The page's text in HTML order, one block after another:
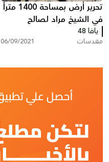
تحرير أرض بمساحة 1400 متراً
في الشيخ مراد لصالح
المسلمين بيافا
يافا 48
مقدسات 06/09/2021